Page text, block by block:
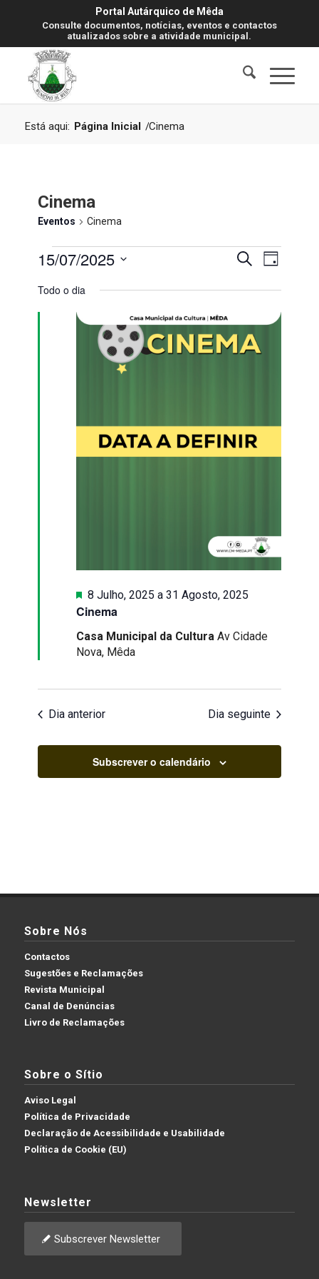
Portal Autárquico de Mêda
Consulte documentos, notícias, eventos e contactos
atualizados sobre a atividade municipal.
Está aqui: Página Inicial /Cinema
Cinema
Eventos Cinema
Eventos
15
Julho,
e
Pesquisar
de
de
Dia
15/07/2025
a
data.
Todo o dia
Cinema
Destaque
8 Julho, 2025 a31 Agosto, 2025
Casa Municipal da CulturaAv Cidade
Nova, Mêda
Dia anterior Dia seguinte
Subscrever o calendário
Sobre Nós
Contactos
Sugestões e Reclamações
Revista Municipal
Canal de Denúncias
Livro de Reclamações
Sobre o Sítio
Aviso Legal
Política de Privacidade
Declaração de Acessibilidade e Usabilidade
Política de Cookie (EU)
Newsletter
Subscrever Newsletter